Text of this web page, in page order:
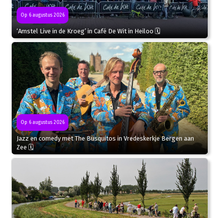
Op 6 augustus 2026
‘Amstel Live in de Kroeg’ in Café De Wit in Heiloo 🗓
Op 6 augustus 2026
Jazz en comedy met The Busquitos in Vredeskerkje Bergen aan
Zee 🗓